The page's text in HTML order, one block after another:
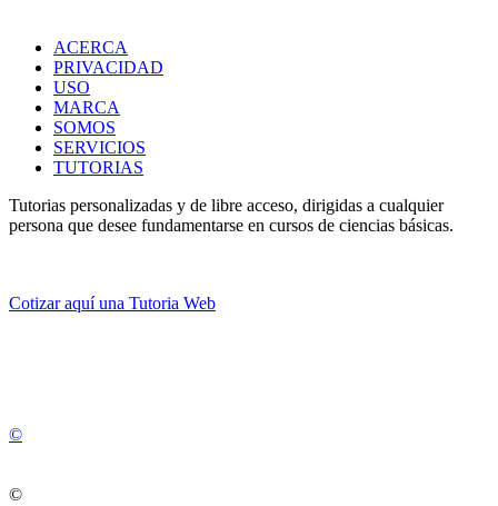
ACERCA
PRIVACIDAD
USO
MARCA
SOMOS
SERVICIOS
TUTORIAS
Tutorias personalizadas y de libre acceso, dirigidas a cualquier
persona que desee fundamentarse en cursos de ciencias básicas.
Cotizar aquí una Tutoria Web
©
©